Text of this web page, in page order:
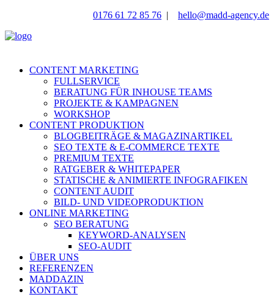
0176 61 72 85 76 | hello@madd-agency.de
CONTENT MARKETING
FULLSERVICE
BERATUNG FÜR INHOUSE TEAMS
PROJEKTE & KAMPAGNEN
WORKSHOP
CONTENT PRODUKTION
BLOGBEITRÄGE & MAGAZINARTIKEL
SEO TEXTE & E-COMMERCE TEXTE
PREMIUM TEXTE
RATGEBER & WHITEPAPER
STATISCHE & ANIMIERTE INFOGRAFIKEN
CONTENT AUDIT
BILD- UND VIDEOPRODUKTION
ONLINE MARKETING
SEO BERATUNG
KEYWORD-ANALYSEN
SEO-AUDIT
ÜBER UNS
REFERENZEN
MADDAZIN
KONTAKT